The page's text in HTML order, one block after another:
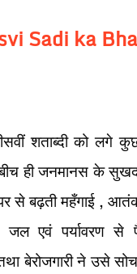
Sadi ka
शताब्दी को लगे
ही जनमानस के
से बढ़ती महँगाई ,
जल एवं पर्यावरण
बेरोजगारी ने उसे